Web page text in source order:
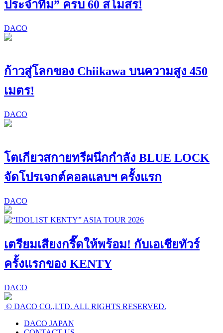
ประจำทีม” ครบ 60 สโมสร!
DACO
ก้าวสู่โลกของ Chiikawa บนความสูง 450
เมตร!
DACO
โตเกียวสกายทรีผนึกกำลัง BLUE LOCK
จัดโปรเจกต์คอลแลบฯ ครั้งแรก
DACO
เตรียมเสียงกรี๊ดให้พร้อม! กับเอเชียทัวร์
ครั้งแรกของ KENTY
DACO
© DACO CO.,LTD. ALL RIGHTS RESERVED.
DACO JAPAN